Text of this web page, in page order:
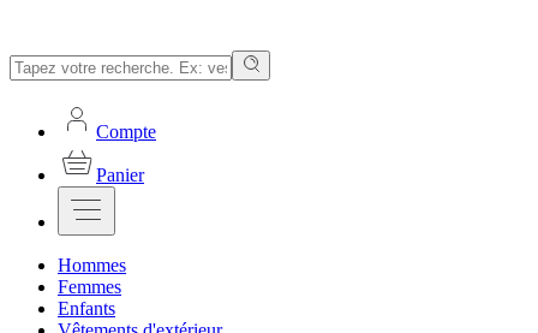
Compte
Panier
Hommes
Femmes
Enfants